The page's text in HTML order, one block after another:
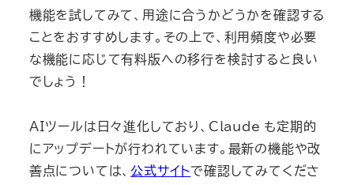
機能を試してみて、用途に合うかどうかを確認する
ことをおすすめします。その上で、利用頻度や必要
な機能に応じて有料版への移行を検討すると良い
でしょう！
AIツールは日々進化しており、Claude も定期的
にアップデートが行われています。最新の機能や改
善点については、公式サイトで確認してみてくださ